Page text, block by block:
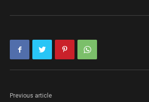
Previous article